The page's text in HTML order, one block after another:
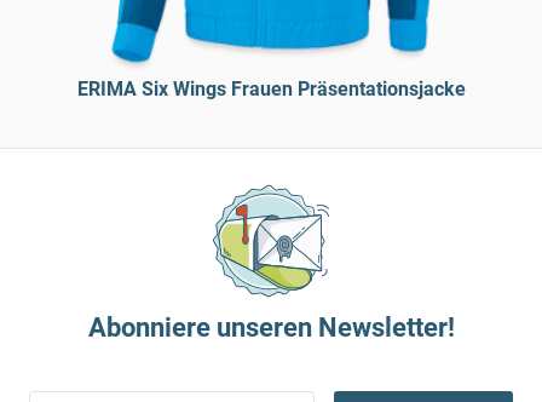
ERIMA Six Wings Frauen Präsentationsjacke
Abonniere unseren Newsletter!